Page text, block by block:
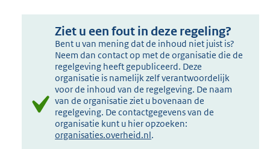
Ziet u een fout in deze regeling?
Bent u van mening dat de inhoud niet juist is?
Neem dan contact op met de organisatie die de
regelgeving heeft gepubliceerd. Deze
organisatie is namelijk zelf verantwoordelijk
voor de inhoud van de regelgeving. De naam
van de organisatie ziet u bovenaan de
regelgeving. De contactgegevens van de
organisatie kunt u hier opzoeken:
organisaties.overheid.nl.